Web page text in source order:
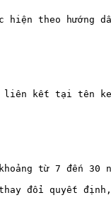
theo hướng
liên kết tại tên
từ 7 đến 30
đổi quyết